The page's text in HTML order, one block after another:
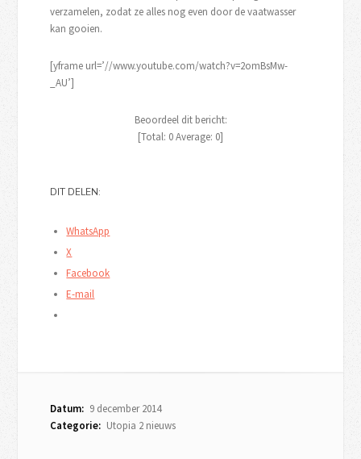
verzamelen, zodat ze alles nog even door de vaatwasser
kan gooien.
[yframe url=’//www.youtube.com/watch?v=2omBsMw-
_AU’]
Beoordeel dit bericht:
[Total: 0Average: 0]
DIT DELEN:
WhatsApp
X
Facebook
E-mail
Datum: 9 december 2014
Categorie: Utopia 2 nieuws